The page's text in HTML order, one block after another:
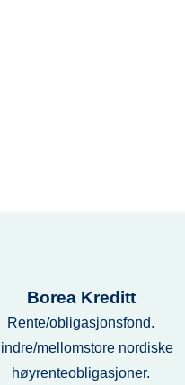
Borea Kreditt
Rente/obligasjonsfond.
mellomstore nordiske
høyrenteobligasjoner.